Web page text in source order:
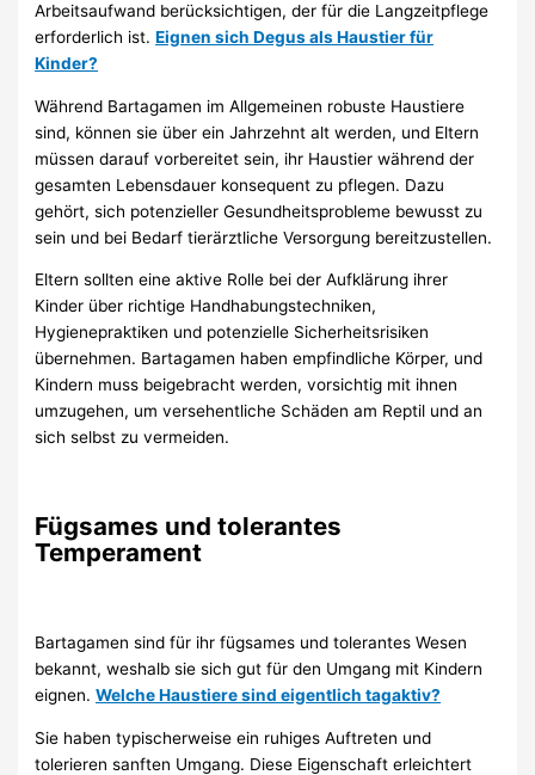
Arbeitsaufwand berücksichtigen, der für die Langzeitpflege
erforderlich ist.Eignen sich Degus als Haustier für
Kinder?
Während Bartagamen im Allgemeinen robuste Haustiere
sind, können sie über ein Jahrzehnt alt werden, und Eltern
müssen darauf vorbereitet sein, ihr Haustier während der
gesamten Lebensdauer konsequent zu pflegen. Dazu
gehört, sich potenzieller Gesundheitsprobleme bewusst zu
sein und bei Bedarf tierärztliche Versorgung bereitzustellen.
Eltern sollten eine aktive Rolle bei der Aufklärung ihrer
Kinder über richtige Handhabungstechniken,
Hygienepraktiken und potenzielle Sicherheitsrisiken
übernehmen. Bartagamen haben empfindliche Körper, und
Kindern muss beigebracht werden, vorsichtig mit ihnen
umzugehen, um versehentliche Schäden am Reptil und an
sich selbst zu vermeiden.
Fügsames und tolerantes
Temperament
Bartagamen sind für ihr fügsames und tolerantes Wesen
bekannt, weshalb sie sich gut für den Umgang mit Kindern
eignen.Welche Haustiere sind eigentlich tagaktiv?
Sie haben typischerweise ein ruhiges Auftreten und
tolerieren sanften Umgang. Diese Eigenschaft erleichtert